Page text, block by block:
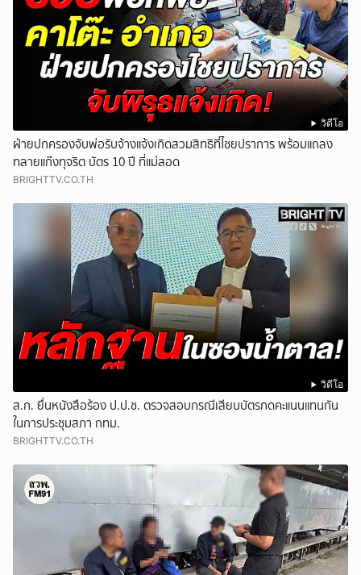
วิดีโอ
ฝ่ายปกครองจับพ่อรับจ้างแจ้งเกิดสวมสิทธิที่ไชยปราการ พร้อมแถลง
ทลายแก๊งทุจริต บัตร 10 ปี ที่แม่สอด
BRIGHTTV.CO.TH
วิดีโอ
ส.ก. ยื่นหนังสือร้อง ป.ป.ช. ตรวจสอบกรณีเสียบบัตรกดคะแนนแทนกัน
ในการประชุมสภา กทม.
BRIGHTTV.CO.TH